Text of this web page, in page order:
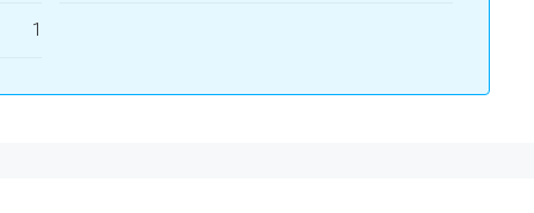
1